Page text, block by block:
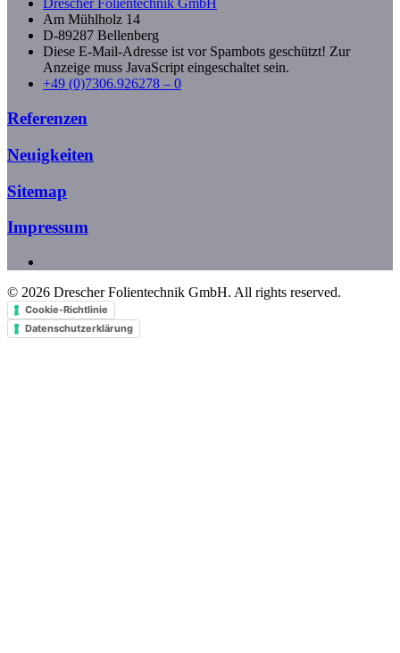
Drescher Folientechnik GmbH
Am Mühlholz 14
D-89287 Bellenberg
Diese E-Mail-Adresse ist vor Spambots geschützt! Zur
Anzeige muss JavaScript eingeschaltet sein.
+49 (0)7306.926278 – 0
Referenzen
Neuigkeiten
Sitemap
Impressum
© 2026 Drescher Folientechnik GmbH. All rights reserved.
Cookie-Richtlinie
Datenschutzerklärung